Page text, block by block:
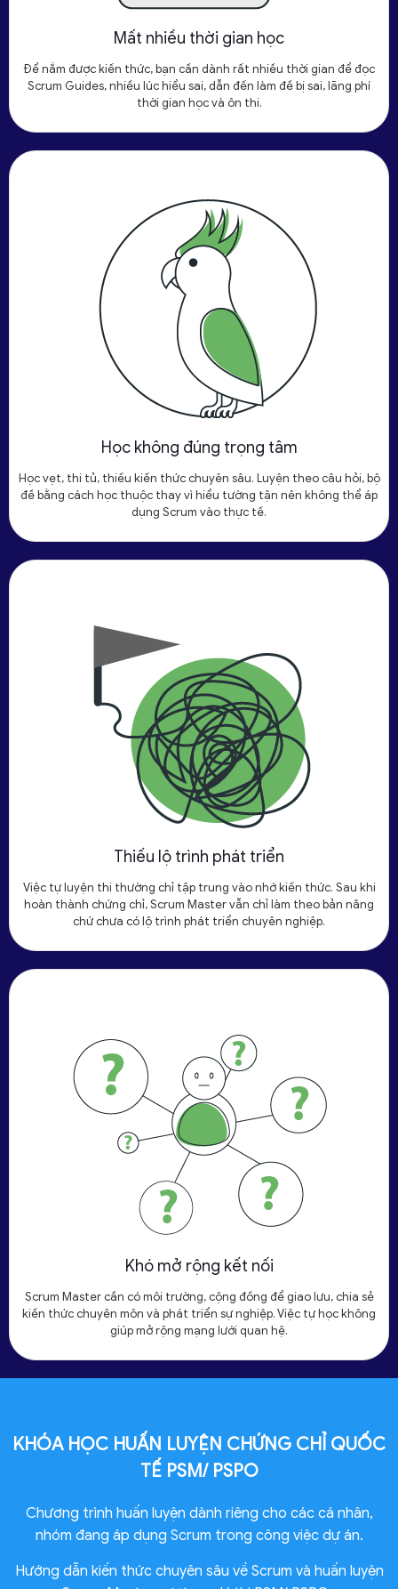
Mất nhiều thời gian học
Để nắm được kiến thức, bạn cần dành rất nhiều thời gian để đọc
Scrum Guides, nhiều lúc hiểu sai, dẫn đến làm đề bị sai, lãng phí
thời gian học và ôn thi.
Học không đúng trọng tâm
Học vẹt, thi tủ, thiếu kiến thức chuyên sâu. Luyện theo câu hỏi, bộ
đề bằng cách học thuộc thay vì hiểu tường tận nên không thể áp
dụng Scrum vào thực tế.
Thiếu lộ trình phát triển
Việc tự luyện thi thường chỉ tập trung vào nhớ kiến thức. Sau khi
hoàn thành chứng chỉ, Scrum Master vẫn chỉ làm theo bản năng
chứ chưa có lộ trình phát triển chuyên nghiệp.
Khó mở rộng kết nối
Scrum Master cần có môi trường, cộng đồng để giao lưu, chia sẻ
kiến thức chuyên môn và phát triển sự nghiệp. Việc tự học không
giúp mở rộng mạng lưới quan hệ.
KHÓA HỌC HUẤN LUYỆN CHỨNG CHỈ QUỐC
TẾ PSM/ PSPO
Chương trình huấn luyện dành riêng cho các cá nhân,
nhóm đang áp dụng Scrum trong công việc dự án.
Hướng dẫn kiến thức chuyên sâu về Scrum và huấn luyện